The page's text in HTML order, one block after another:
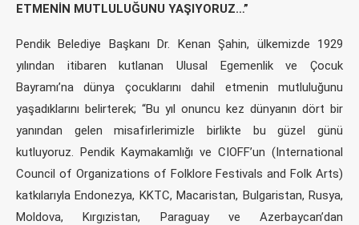
ETMENİN MUTLULUĞUNU YAŞIYORUZ…”
Pendik Belediye Başkanı Dr. Kenan Şahin, ülkemizde 1929
yılından itibaren kutlanan Ulusal Egemenlik ve Çocuk
Bayramı’na dünya çocuklarını dahil etmenin mutluluğunu
yaşadıklarını belirterek; “Bu yıl onuncu kez dünyanın dört bir
yanından gelen misafirlerimizle birlikte bu güzel günü
kutluyoruz. Pendik Kaymakamlığı ve CIOFF’un (International
Council of Organizations of Folklore Festivals and Folk Arts)
katkılarıyla Endonezya, KKTC, Macaristan, Bulgaristan, Rusya,
Moldova, Kırgızistan, Paraguay ve Azerbaycan’dan